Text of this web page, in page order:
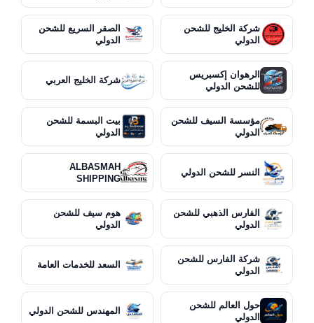
شركة الخليج للشحن
الدولي
الصقر السريع للشحن
الدولي
الرهوان إكسبريس
للشحن الدولي
شركة الخليج العربي
مؤسسة السيف للشحن
الدولي
بيت البسمة للشحن
الدولي
النسر للشحن الدولي
ALBASMAH
SHIPPING
الفارس الذهبي للشحن
الدولي
هوم سيف للشحن
الدولي
شركة الفارس للشحن
الدولي
السعد للخدمات العامة
حول العالم للشحن
الدولي
المهندس للشحن الدولي